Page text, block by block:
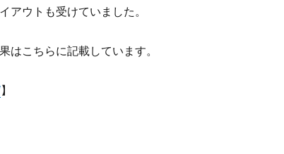
アウトも受けていました。
はこちらに記載しています。
】